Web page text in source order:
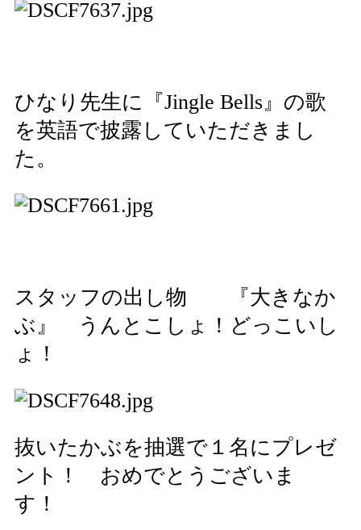
ひなり先生に『Jingle Bells』の歌
を英語で披露していただきまし
た。
スタッフの出し物 『大きなか
ぶ』 うんとこしょ！どっこいし
ょ！
抜いたかぶを抽選で１名にプレゼ
ント！ おめでとうございま
す！